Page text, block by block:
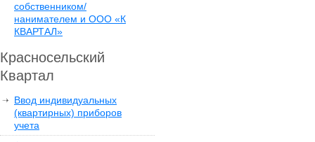
собственником/
нанимателем и ООО «К
КВАРТАЛ»
Красносельский
Квартал
Ввод индивидуальных
(квартирных) приборов
учета